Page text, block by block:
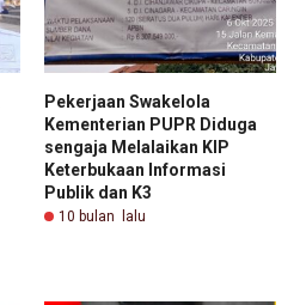
Pekerjaan Swakelola
Kementerian PUPR Diduga
sengaja Melalaikan KIP
Keterbukaan Informasi
Publik dan K3
10 bulan lalu